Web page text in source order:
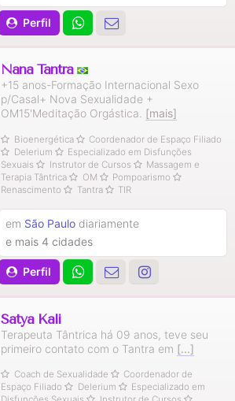
Perfil
Nana Tantra
+15 anos-Formação Internacional Sexo
p/Casal+ Nova Sexualidade +
OM15'Meditação Orgástica. [mais]
Bioenergética
Coordenador de Espaço Filiado
Delerium
Especializado em Disfunções
Sexuais
Instrutor de Cursos
Massagem e
Terapia Tântrica
OM
Pompoarismo
Renascimento
Tantra TIR
Perfil
em São Paulo diariamente
e mais 4 cidades
Satya Kali
Terapeuta Tântrica há 09 anos, teve seu
primeiro contato com o Tantra em [...]
Coach de Sexualidade
Coordenador de
Espaço Filiado
Delerium
Especializado em